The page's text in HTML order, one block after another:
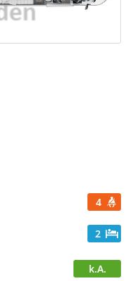
4
2
k.A.